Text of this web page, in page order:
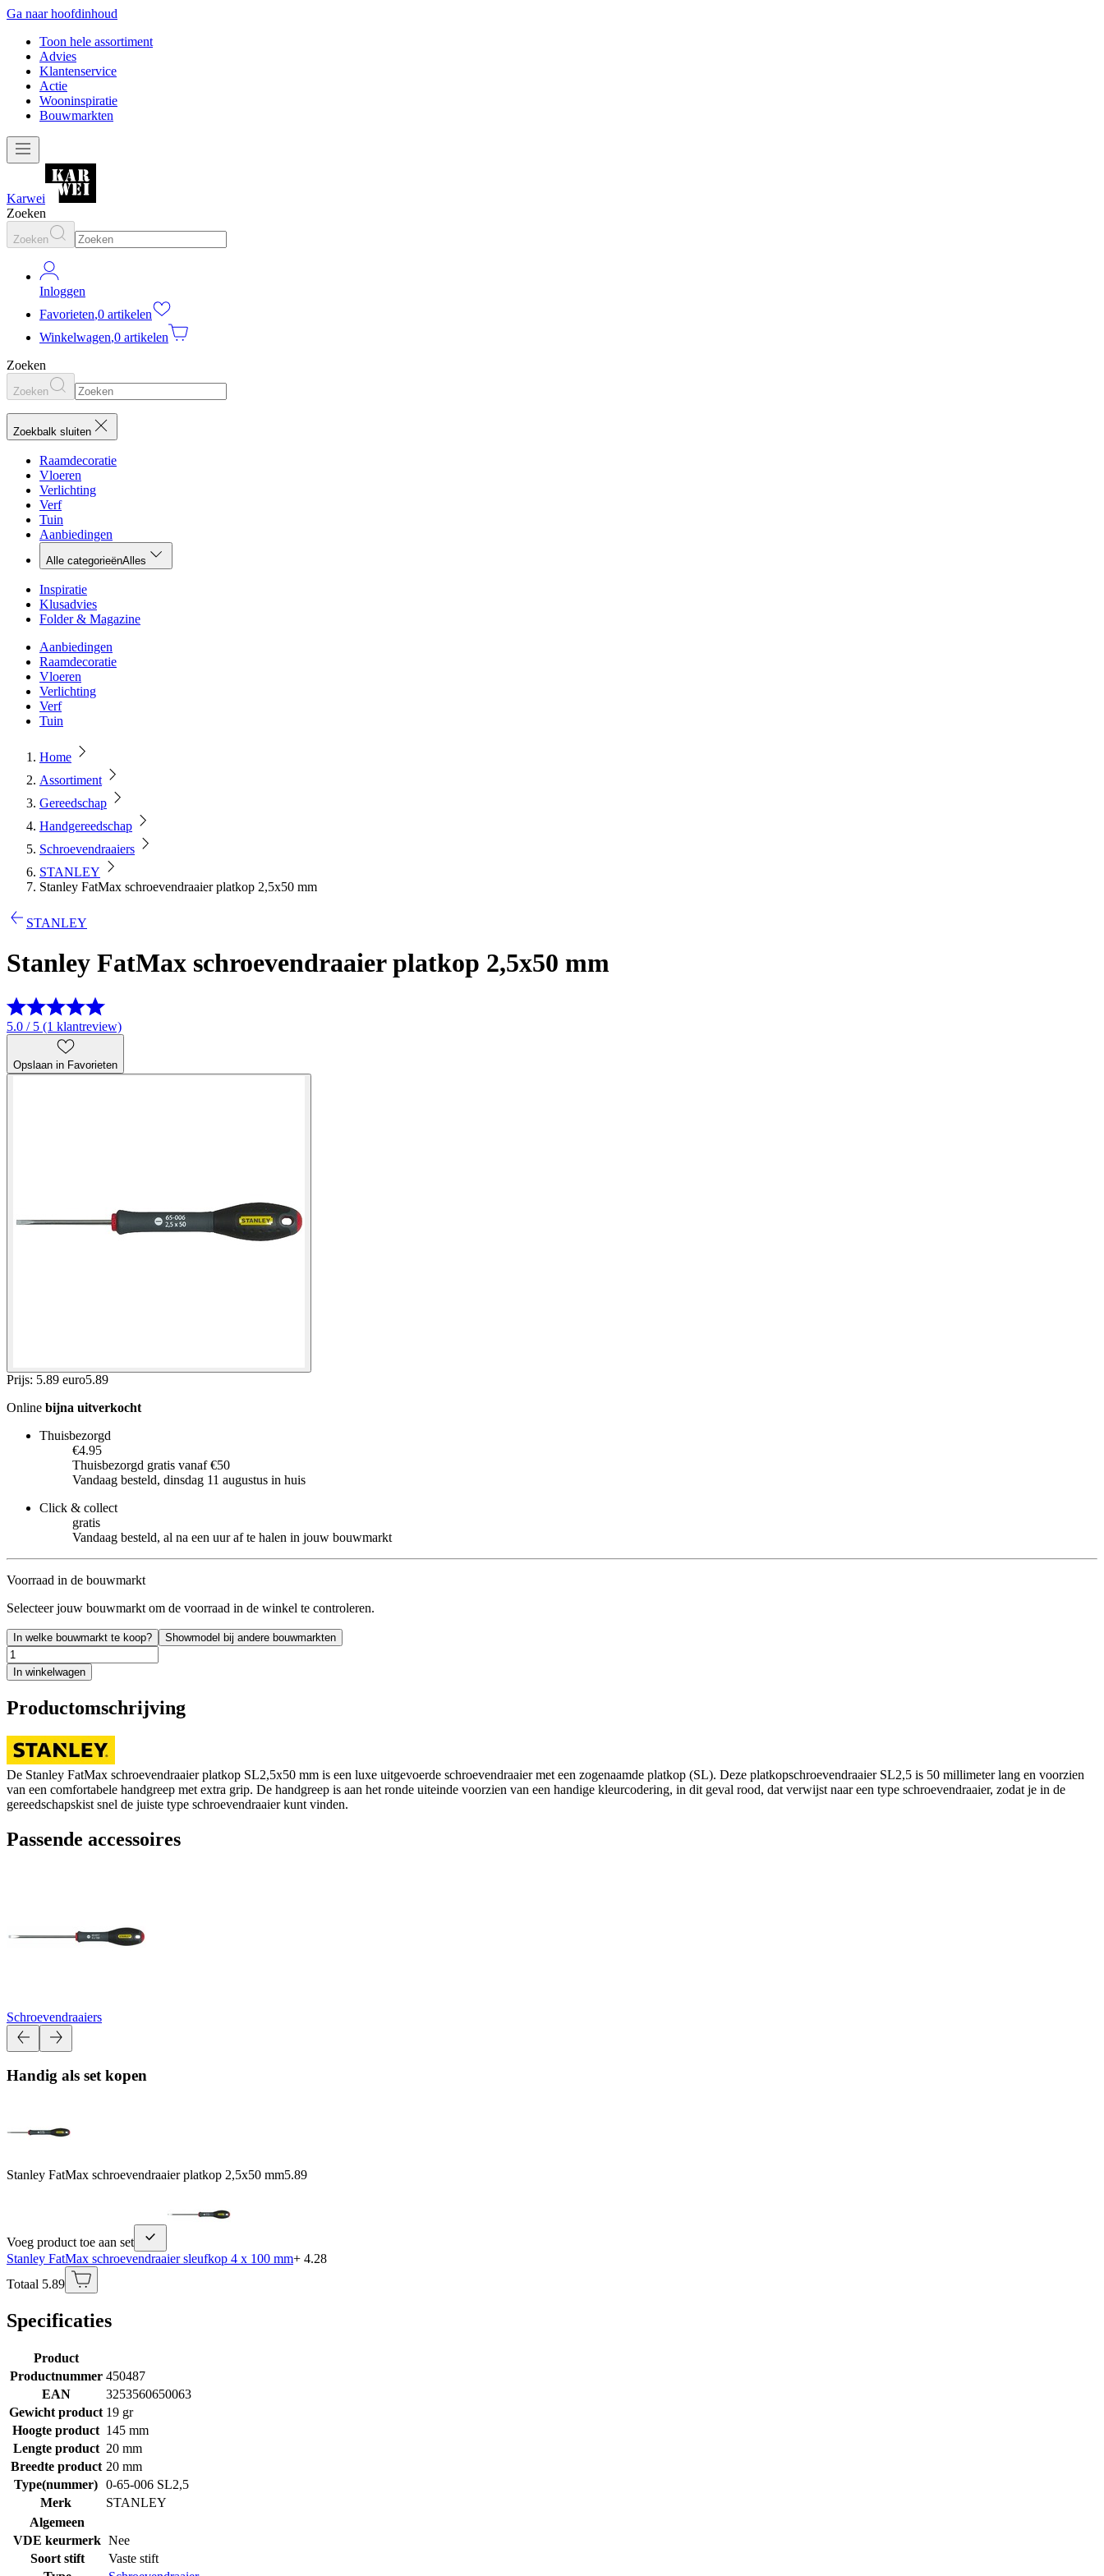
Ga naar hoofdinhoud
Toon hele assortiment
Advies
Klantenservice
Actie
Wooninspiratie
Bouwmarkten
Karwei
Zoeken
Zoeken
Inloggen
Favorieten,0 artikelen
Winkelwagen,0 artikelen
Zoeken
Zoeken
Zoekbalk sluiten
Raamdecoratie
Vloeren
Verlichting
Verf
Tuin
Aanbiedingen
Alle categorieënAlles
Inspiratie
Klusadvies
Folder & Magazine
Aanbiedingen
Raamdecoratie
Vloeren
Verlichting
Verf
Tuin
Home
Assortiment
Gereedschap
Handgereedschap
Schroevendraaiers
STANLEY
Stanley FatMax schroevendraaier platkop 2,5x50 mm
STANLEY
Stanley FatMax schroevendraaier platkop 2,5x50 mm
5.0 / 5 (1 klantreview)
Opslaan in Favorieten
Prijs: 5.89 euro5.89
Online bijna uitverkocht
Thuisbezorgd
€4.95
Thuisbezorgd gratis vanaf €50
Vandaag besteld, dinsdag 11 augustus in huis
Click & collect
gratis
Vandaag besteld, al na een uur af te halen in jouw bouwmarkt
Voorraad in de bouwmarkt
Selecteer jouw bouwmarkt om de voorraad in de winkel te controleren.
In welke bouwmarkt te koop? Showmodel bij andere bouwmarkten
In winkelwagen
Productomschrijving
De Stanley FatMax schroevendraaier platkop SL2,5x50 mm is een luxe uitgevoerde schroevendraaier met een zogenaamde platkop (SL). Deze platkopschroevendraaier SL2,5 is 50 millimeter lang en voorzien
van een comfortabele handgreep met extra grip. De handgreep is aan het ronde uiteinde voorzien van een handige kleurcodering, in dit geval rood, dat verwijst naar een type schroevendraaier, zodat je in de
gereedschapskist snel de juiste type schroevendraaier kunt vinden.
Passende accessoires
Schroevendraaiers
Handig als set kopen
Stanley FatMax schroevendraaier platkop 2,5x50 mm5.89
Voeg product toe aan set
Stanley FatMax schroevendraaier sleufkop 4 x 100 mm+ 4.28
Totaal 5.89
Specificaties
Product
Productnummer 450487
EAN
3253560650063
Gewicht product 19 gr
Hoogte product 145 mm
Lengte product 20 mm
Breedte product 20 mm
Type(nummer) 0-65-006 SL2,5
Merk
STANLEY
Algemeen
VDE keurmerk Nee
Soort stift
Vaste stift